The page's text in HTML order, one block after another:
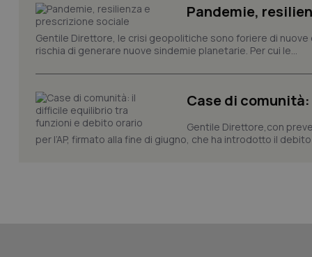
Pandemie,
Gentile Direttore, le crisi geopolitiche sono foriere di
rischia di generare nuove sindemie planetarie. Per cui le...
Case di
Gentile Direttore,con
per l’AP, firmato alla fine di giugno, che ha introdotto il
tracking-enable
tracking-sites-
session-id